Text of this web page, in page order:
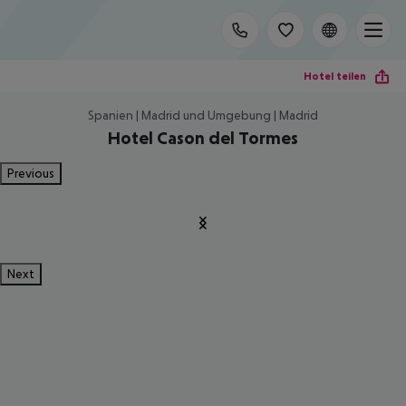
Hotel teilen
Spanien | Madrid und Umgebung | Madrid
Hotel Cason del Tormes
Previous
Next